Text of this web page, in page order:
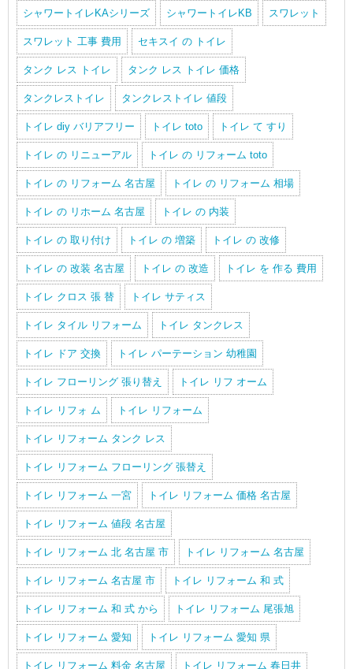
シャワートイレKAシリーズ シャワートイレKB スワレット
スワレット 工事 費用 セキスイ の トイレ
タンク レス トイレ タンク レス トイレ 価格
タンクレストイレ タンクレストイレ 値段
トイレ diy バリアフリー トイレ toto トイレ て すり
トイレ の リニューアル トイレ の リフォーム toto
トイレ の リフォーム 名古屋 トイレ の リフォーム 相場
トイレ の リホーム 名古屋 トイレ の 内装
トイレ の 取り付け トイレ の 増築 トイレ の 改修
トイレ の 改装 名古屋 トイレ の 改造 トイレ を 作る 費用
トイレ クロス 張 替 トイレ サティス
トイレ タイル リフォーム トイレ タンクレス
トイレ ドア 交換 トイレ パーテーション 幼稚園
トイレ フローリング 張り替え トイレ リフ オーム
トイレ リフォ ム トイレ リフォーム
トイレ リフォーム タンク レス
トイレ リフォーム フローリング 張替え
トイレ リフォーム 一宮 トイレ リフォーム 価格 名古屋
トイレ リフォーム 値段 名古屋
トイレ リフォーム 北 名古屋 市 トイレ リフォーム 名古屋
トイレ リフォーム 名古屋 市 トイレ リフォーム 和 式
トイレ リフォーム 和 式 から トイレ リフォーム 尾張旭
トイレ リフォーム 愛知 トイレ リフォーム 愛知 県
トイレ リフォーム 料金 名古屋 トイレ リフォーム 春日井